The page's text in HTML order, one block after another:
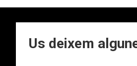
Us deixem